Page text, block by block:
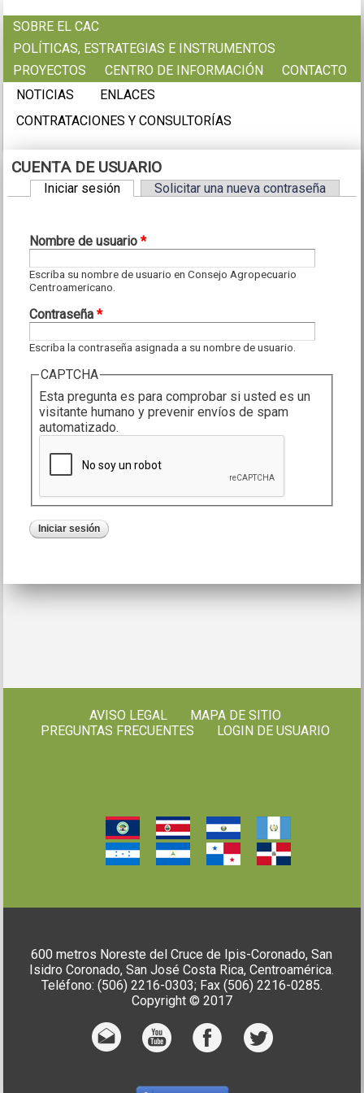
SOBRE EL CAC
POLÍTICAS, ESTRATEGIAS E INSTRUMENTOS
PROYECTOS
CENTRO DE INFORMACIÓN
CONTACTO
NOTICIAS
ENLACES
CONTRATACIONES Y CONSULTORÍAS
CUENTA DE USUARIO
Iniciar sesión (solapa activa)
Solicitar una nueva contraseña
Nombre de usuario*
Escriba su nombre de usuario en Consejo Agropecuario
Centroamericano.
Contraseña*
Escriba la contraseña asignada a su nombre de usuario.
CAPTCHA
Esta pregunta es para comprobar si usted es un
visitante humano y prevenir envíos de spam
automatizado.
AVISO LEGAL
MAPA DE SITIO
PREGUNTAS FRECUENTES
LOGIN DE USUARIO
600 metros Noreste del Cruce de Ipis-Coronado, San
Isidro Coronado, San José Costa Rica, Centroamérica.
Teléfono: (506) 2216-0303; Fax (506) 2216-0285.
Copyright © 2017